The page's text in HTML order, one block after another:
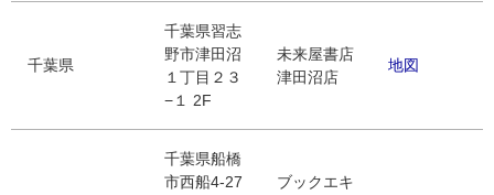
千葉県
千葉県習志
野市津田沼
１丁目２３
−１ 2F
未来屋書店
津田沼店
地図
千葉県船橋
市西船4-27
ブックエキ